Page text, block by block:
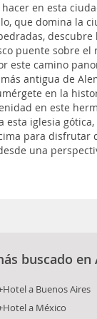
en esta
que domina la
puente sobre
este camino
antigua de
en la
en este
esta iglesia
para
una
buscado en
a Buenos Aires
a México